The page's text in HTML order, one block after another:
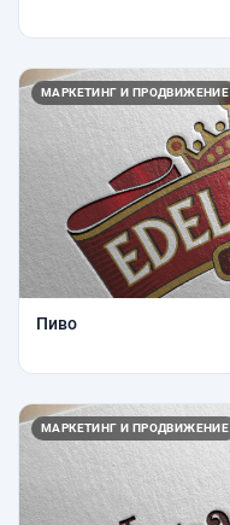
МАРКЕТИНГ И ПРОДВИЖЕНИЕ
Пиво
МАРКЕТИНГ И ПРОДВИЖЕНИЕ